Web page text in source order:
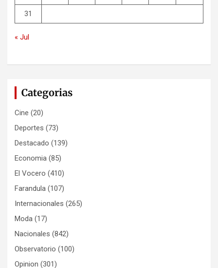
31
« Jul
Categorias
Cine (20)
Deportes (73)
Destacado (139)
Economia (85)
El Vocero (410)
Farandula (107)
Internacionales (265)
Moda (17)
Nacionales (842)
Observatorio (100)
Opinion (301)